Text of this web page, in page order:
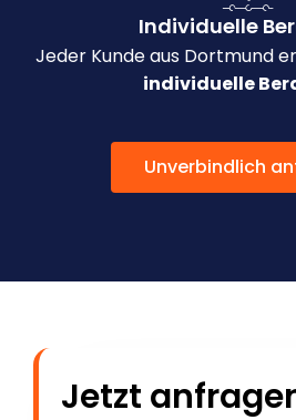
Individuelle
Jeder Kunde aus Dortmund
individuelle
Unverbindlich
Jetzt